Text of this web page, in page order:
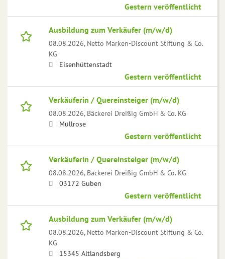
Gestern veröffentlicht
Ausbildung zum Verkäufer (m/w/d)
08.08.2026, Netto Marken-Discount Stiftung & Co.
KG
Eisenhüttenstadt
Gestern veröffentlicht
Verkäuferin / Quereinsteiger (m/w/d)
08.08.2026, Bäckerei Dreißig GmbH & Co. KG
Müllrose
Gestern veröffentlicht
Verkäuferin / Quereinsteiger (m/w/d)
08.08.2026, Bäckerei Dreißig GmbH & Co. KG
03172 Guben
Gestern veröffentlicht
Ausbildung zum Verkäufer (m/w/d)
08.08.2026, Netto Marken-Discount Stiftung & Co.
KG
15345 Altlandsberg